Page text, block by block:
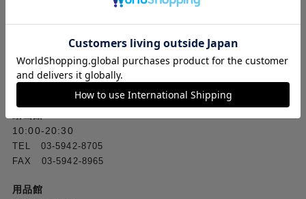
フジヤカメラ本店
10:00-20:30
TEL [1F] 03-5318-2241／[2F] 03-5318-2222
FAX [1F] 03-3388-3380／[2F] 03-3388-1560
10:00-20:30
TEL 03-5942-8705
FAX 03-5942-8965
用品館